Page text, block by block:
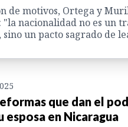
de motivos, Ortega y
nacionalidad no es un
un pacto sagrado de
que dan el
esposa en Nicaragua